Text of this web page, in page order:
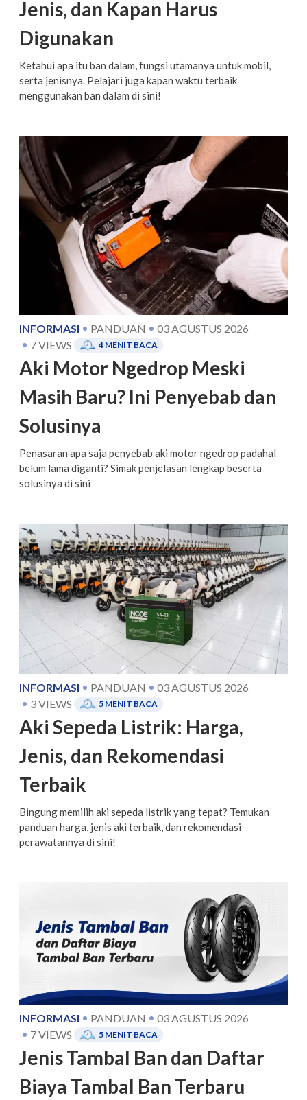
Jenis, dan Kapan Harus
Digunakan
Ketahui apa itu ban dalam, fungsi utamanya untuk mobil,
serta jenisnya. Pelajari juga kapan waktu terbaik
menggunakan ban dalam di sini!
INFORMASI PANDUAN
03 AGUSTUS 2026
7VIEWS 4 MENIT BACA
Aki Motor Ngedrop Meski
Masih Baru? Ini Penyebab dan
Solusinya
Penasaran apa saja penyebab aki motor ngedrop padahal
belum lama diganti? Simak penjelasan lengkap beserta
solusinya di sini
INFORMASI PANDUAN
03 AGUSTUS 2026
3VIEWS 5 MENIT BACA
Aki Sepeda Listrik: Harga,
Jenis, dan Rekomendasi
Terbaik
Bingung memilih aki sepeda listrik yang tepat? Temukan
panduan harga, jenis aki terbaik, dan rekomendasi
perawatannya di sini!
INFORMASI PANDUAN
03 AGUSTUS 2026
7VIEWS 5 MENIT BACA
Jenis Tambal Ban dan Daftar
Biaya Tambal Ban Terbaru